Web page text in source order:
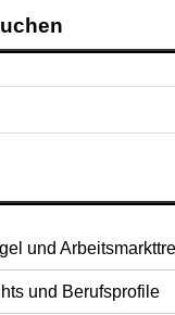
und
und Berufsprofile